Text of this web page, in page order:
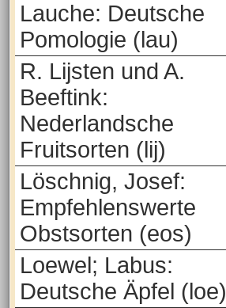
Lauche: Deutsche
Pomologie (lau)
R. Lijsten und A.
Beeftink:
Nederlandsche
Fruitsorten (lij)
Löschnig, Josef:
Empfehlenswerte
Obstsorten (eos)
Loewel; Labus:
Deutsche Äpfel (loe)